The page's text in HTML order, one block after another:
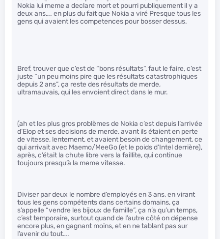
Nokia lui meme a declare mort et pourri publiquement il y a
deux ans…. en plus du fait que Nokia a viré Presque tous les
gens qui avaient les competences pour bosser dessus.
Bref, trouver que c’est de “bons résultats”, faut le faire, c’est
juste “un peu moins pire que les résultats catastrophiques
depuis 2 ans”, ça reste des résultats de merde,
ultramauvais, qui les envoient direct dans le mur.
(ah et les plus gros problèmes de Nokia c’est depuis l’arrivée
d’Elop et ses decisions de merde, avant ils étaient en perte
de vitesse, lentement, et avaient besoin de changement, ce
qui arrivait avec Maemo/MeeGo (et le poids d’Intel derrière),
après, c’était la chute libre vers la faillite, qui continue
toujours presqu’à la meme vitesse.
Diviser par deux le nombre d’employés en 3 ans, en virant
tous les gens compétents dans certains domains, ça
s’appelle “vendre les bijoux de famille”, ça n’a qu’un temps,
c’est temporaire, surtout quand de l’autre côté on dépense
encore plus, en gagnant moins, et en ne tablant pas sur
l’avenir du tout….